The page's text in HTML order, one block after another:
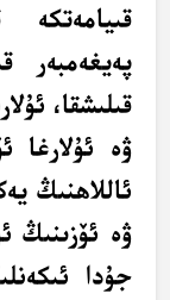
قىيامەتكە
پەيغەمبەر
قىلىشقا،
ۋە ئۇلارغا
ئاللاھنىڭ
ۋە ئۆزىنىڭ
جۇدا